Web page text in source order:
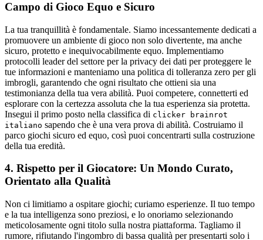
Campo di Gioco Equo e Sicuro
La tua tranquillità è fondamentale. Siamo incessantemente dedicati a
promuovere un ambiente di gioco non solo divertente, ma anche
sicuro, protetto e inequivocabilmente equo. Implementiamo
protocolli leader del settore per la privacy dei dati per proteggere le
tue informazioni e manteniamo una politica di tolleranza zero per gli
imbrogli, garantendo che ogni risultato che ottieni sia una
testimonianza della tua vera abilità. Puoi competere, connetterti ed
esplorare con la certezza assoluta che la tua esperienza sia protetta.
Insegui il primo posto nella classifica di clicker brainrot
italiano sapendo che è una vera prova di abilità. Costruiamo il
parco giochi sicuro ed equo, così puoi concentrarti sulla costruzione
della tua eredità.
4. Rispetto per il Giocatore: Un Mondo Curato,
Orientato alla Qualità
Non ci limitiamo a ospitare giochi; curiamo esperienze. Il tuo tempo
e la tua intelligenza sono preziosi, e lo onoriamo selezionando
meticolosamente ogni titolo sulla nostra piattaforma. Tagliamo il
rumore, rifiutando l'ingombro di bassa qualità per presentarti solo i